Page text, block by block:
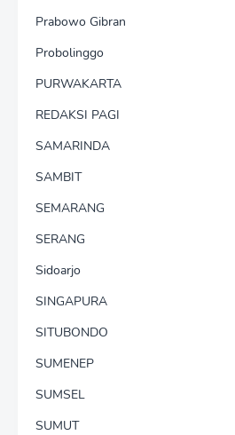
Prabowo Gibran
Probolinggo
PURWAKARTA
REDAKSI PAGI
SAMARINDA
SAMBIT
SEMARANG
SERANG
Sidoarjo
SINGAPURA
SITUBONDO
SUMENEP
SUMSEL
SUMUT